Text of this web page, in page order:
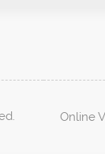
Online